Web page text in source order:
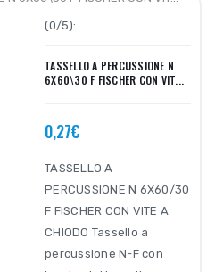
(0/5):
TASSELLO A PERCUSSIONE N
6X60\30 F FISCHER CON VIT...
0,27€
TASSELLO A
PERCUSSIONE N 6X60/30
F FISCHER CON VITE A
CHIODO Tassello a
percussione N-F con